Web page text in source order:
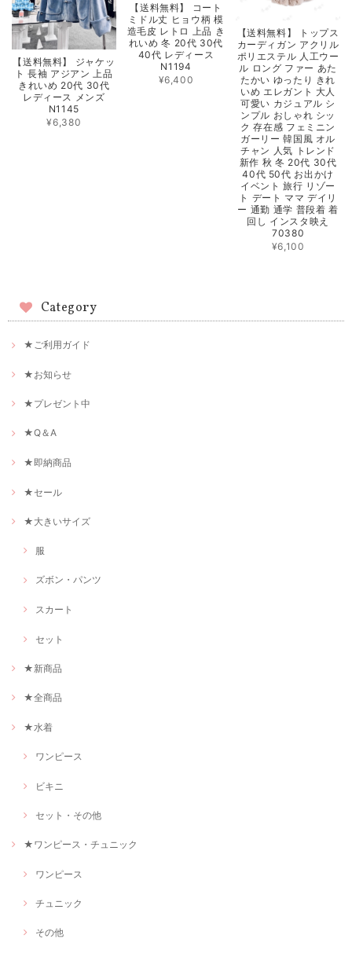
【送料無料】 ジャケッ
ト 長袖 アジアン 上品
きれいめ 20代 30代
レディース メンズ
N1145
¥6,380
【送料無料】 コート
ミドル丈 ヒョウ柄 模
造毛皮 レトロ 上品 き
れいめ 冬 20代 30代
40代 レディース
N1194
¥6,400
【送料無料】 トップス
カーディガン アクリル
ポリエステル 人工ウー
ル ロング ファー あた
たかい ゆったり きれ
いめ エレガント 大人
可愛い カジュアル シ
ンプル おしゃれ シッ
ク 存在感 フェミニン
ガーリー 韓国風 オル
チャン 人気 トレンド
新作 秋 冬 20代 30代
40代 50代 お出かけ
イベント 旅行 リゾー
ト デート ママ デイリ
ー 通勤 通学 普段着 着
回し インスタ映え
70380
¥6,100
Category
★ご利用ガイド
★お知らせ
★プレゼント中
★Q＆A
★即納商品
★セール
★大きいサイズ
服
ズボン・パンツ
スカート
セット
★新商品
★全商品
★水着
ワンピース
ビキニ
セット・その他
★ワンピース・チュニック
ワンピース
チュニック
その他